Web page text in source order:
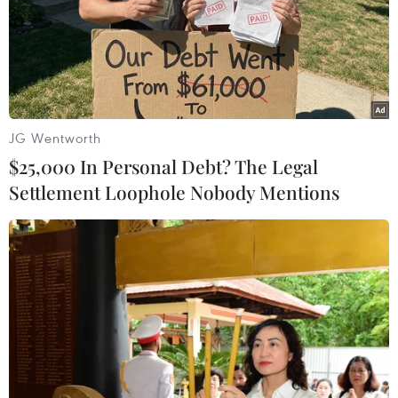
Hà Nội: Hiện thực hóa mục tiêu thành phố
thông minh, kết nối khu vực và thế giới
18/03/2024 13:39
JG Wentworth
$25,000 In Personal Debt? The Legal
Settlement Loophole Nobody Mentions